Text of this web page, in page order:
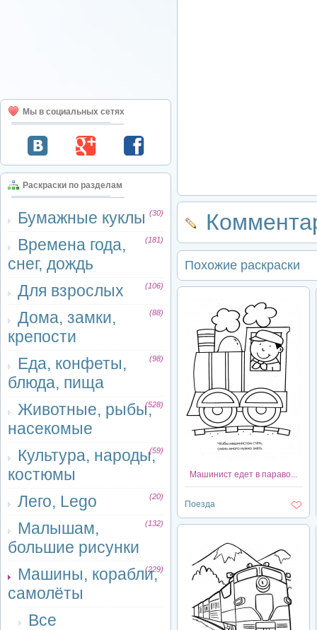
Мы в социальных сетях
Раскраски по разделам
Бумажные куклы (30)
Времена года,
снег, дождь
(181)
Для взрослых (106)
Дома, замки,
крепости
(88)
Еда, конфеты,
блюда, пища
(98)
Животные, рыбы,
насекомые
(528)
Культура, народы,
костюмы
(59)
Лего, Lego (20)
Малышам,
большие рисунки
(132)
Машины, корабли,
самолёты
(229)
Все
Похожие раскраски
Машинист едет в параво...
Поезда